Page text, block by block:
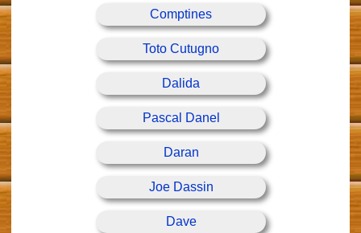
Comptines
Toto Cutugno
Dalida
Pascal Danel
Daran
Joe Dassin
Dave